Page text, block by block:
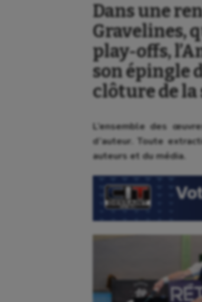
Dans une
Gravelines,
play-offs,
son épingle
clôture de la
L’ensemble des
d’auteur. Toute
auteurs et du média.